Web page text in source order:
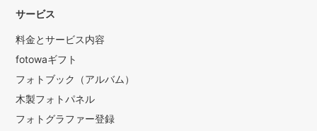
サービス
料金とサービス内容
fotowaギフト
フォトブック（アルバム）
木製フォトパネル
フォトグラファー登録